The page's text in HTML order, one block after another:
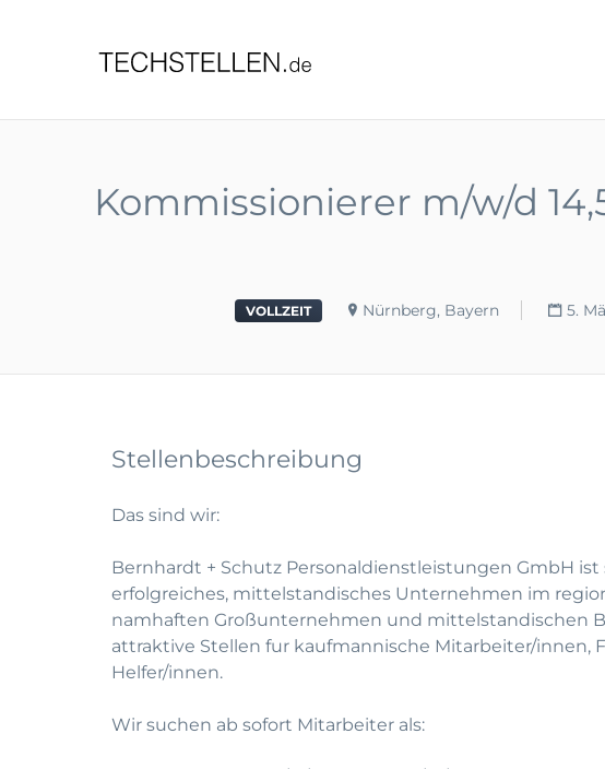
Kommissionierer m/w/d
VOLLZEIT Nürnberg, Bayern 5.
Stellenbeschreibung
Das sind wir:
Bernhardt + Schutz Personaldienstleistungen GmbH ist
erfolgreiches, mittelstandisches Unternehmen im
namhaften Großunternehmen und mittelstandischen
attraktive Stellen fur kaufmannische Mitarbeiter/innen,
Helfer/innen.
Wir suchen ab sofort Mitarbeiter als: